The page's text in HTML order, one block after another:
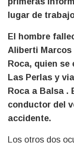
lugar de
El hombre
Aliberti Marcos
Roca, quien
Las Perlas y
Roca a Balsa .
conductor del
accidente.
Los otros dos